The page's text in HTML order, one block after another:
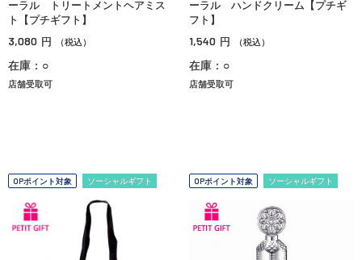
ーラル トリートメントヘアミス
ト【プチギフト】
3,080 円 （税込）
在庫：○
店舗受取可
ーラル ハンドクリーム【プチギ
フト】
1,540 円 （税込）
在庫：○
店舗受取可
OPポイント対象 ソーシャルギフト OPポイント対象 ソーシャルギフト